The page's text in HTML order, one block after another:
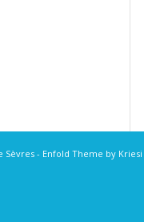
Sèvres - Enfold Theme by Kriesi